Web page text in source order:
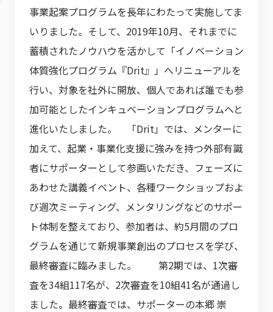
事業起案プログラムを長年にわたって実施してま
いりました。そして、2019年10月、それまでに
蓄積されたノウハウを活かして「イノベーション
体質強化プログラム『Drit』」へリニューアルを
行い、対象を社外に開放、個人であれば誰でも参
加可能としたインキュベーションプログラムへと
進化いたしました。 「Drit」では、メンターに
加えて、起業・事業化支援に強みを持つ外部有識
者にサポーターとして参画いただき、フェーズに
あわせた講義イベント、各種ワークショップおよ
び週次ミーティング、メンタリングなどのサポー
ト体制を整えており、参加者は、約5月間のプロ
グラムを通じて新規事業創出のプロセスを学び、
最終審査に臨みました。 第2期では、1次審
査を34組117名が、2次審査を10組41名が通過し
ました。最終審査では、サポーターの本郷 崇